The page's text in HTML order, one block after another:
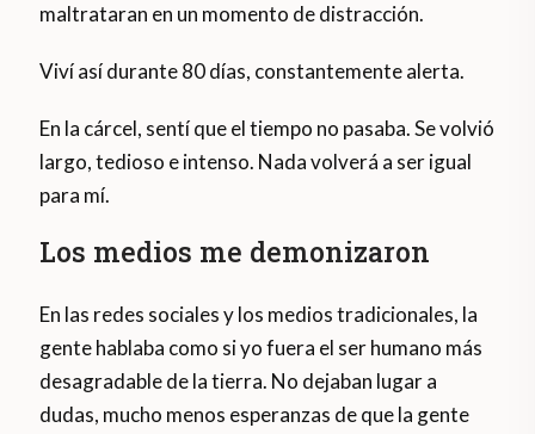
maltrataran en un momento de distracción.
Viví así durante 80 días, constantemente alerta.
En la cárcel, sentí que el tiempo no pasaba. Se volvió
largo, tedioso e intenso. Nada volverá a ser igual
para mí.
Los medios me demonizaron
En las redes sociales y los medios tradicionales, la
gente hablaba como si yo fuera el ser humano más
desagradable de la tierra. No dejaban lugar a
dudas, mucho menos esperanzas de que la gente